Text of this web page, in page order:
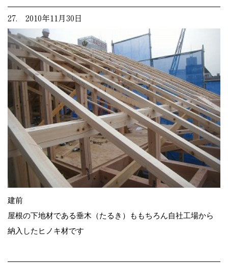
27. 2010年11月30日
建前
屋根の下地材である垂木（たるき）ももちろん自社工場から
納入したヒノキ材です